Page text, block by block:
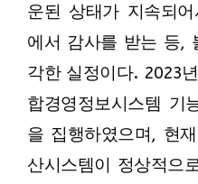
운된 상태가 지속되
에서 감사를 받는 등,
각한 실정이다. 2023
합경영정보시스템 기
을 집행하였으며, 현
산시스템이 정상적으